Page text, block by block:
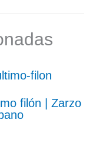
filón | Zarzo